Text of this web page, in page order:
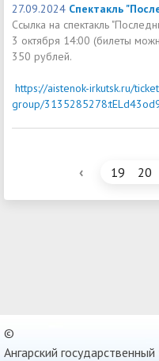
27.09.2024 Cпектакль
Ссылка на спектакль
3 октября 14:00 (билеты
350 рублей.
https://aistenok-irkutsk.ru/
group/
‹ 19 20
©
Ангарский